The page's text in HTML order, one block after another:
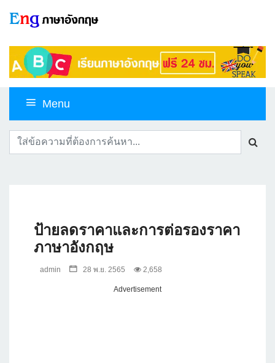
Menu
ป้ายลดราคาและการต่อรองราคา
ภาษาอังกฤษ
admin 28 พ.ย. 2565 2,658
Advertisement